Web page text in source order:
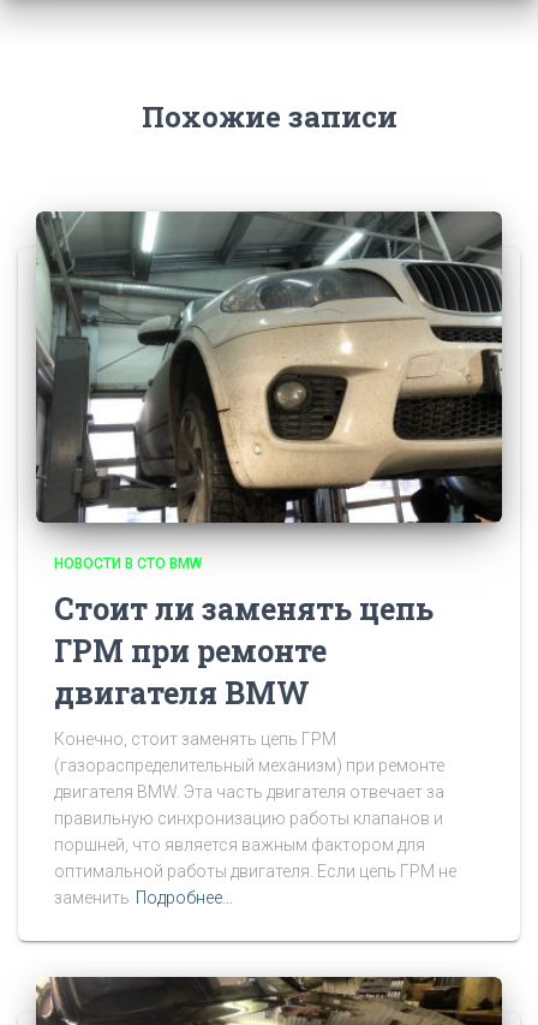
Похожие записи
НОВОСТИ В СТО BMW
Стоит ли заменять цепь
ГРМ при ремонте
двигателя BMW
Конечно, стоит заменять цепь ГРМ
(газораспределительный механизм) при ремонте
двигателя BMW. Эта часть двигателя отвечает за
правильную синхронизацию работы клапанов и
поршней, что является важным фактором для
оптимальной работы двигателя. Если цепь ГРМ не
заменить Подробнее…